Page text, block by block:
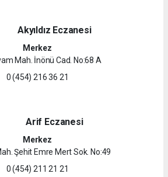
Akyıldız Eczanesi
Merkez
Mah. İnönü Cad. No:68 A
0 (454) 216 36 21
Arif Eczanesi
Merkez
Şehit Emre Mert Sok. No:49
0 (454) 211 21 21